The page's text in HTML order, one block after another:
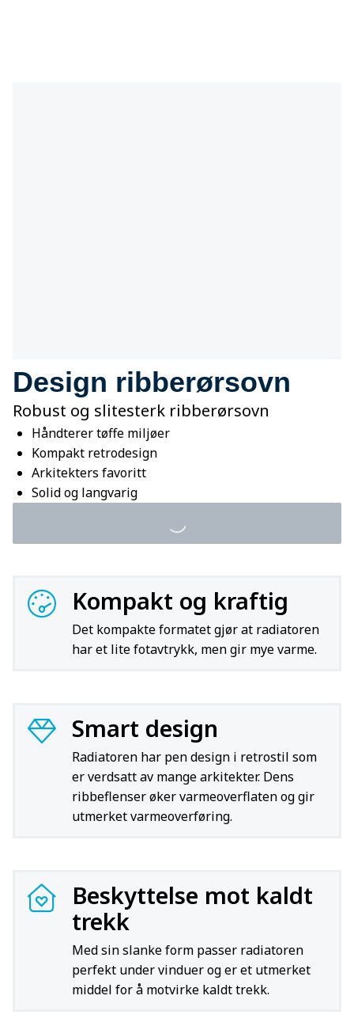
Design ribberørsovn
Robust og slitesterk ribberørsovn
Håndterer tøffe miljøer
Kompakt retrodesign
Arkitekters favoritt
Solid og langvarig
Kompakt og kraftig
Det kompakte formatet gjør at radiatoren
har et lite fotavtrykk, men gir mye varme.
Smart design
Radiatoren har pen design i retrostil som
er verdsatt av mange arkitekter. Dens
ribbeflenser øker varmeoverflaten og gir
utmerket varmeoverføring.
Beskyttelse mot kaldt
trekk
Med sin slanke form passer radiatoren
perfekt under vinduer og er et utmerket
middel for å motvirke kaldt trekk.